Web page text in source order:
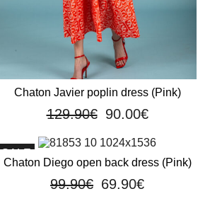
Chaton Javier poplin dress (Pink)
129.90€ 90.00€
SALE
Chaton Diego open back dress (Pink)
99.90€ 69.90€